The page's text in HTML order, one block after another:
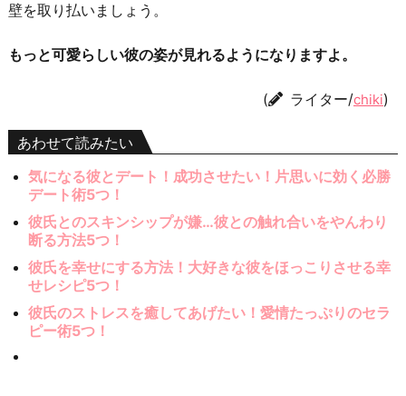
壁を取り払いましょう。
もっと可愛らしい彼の姿が見れるようになりますよ。
( ライター/chiki)
あわせて読みたい
気になる彼とデート！成功させたい！片思いに効く必勝
デート術5つ！
彼氏とのスキンシップが嫌…彼との触れ合いをやんわり
断る方法5つ！
彼氏を幸せにする方法！大好きな彼をほっこりさせる幸
せレシピ5つ！
彼氏のストレスを癒してあげたい！愛情たっぷりのセラ
ピー術5つ！